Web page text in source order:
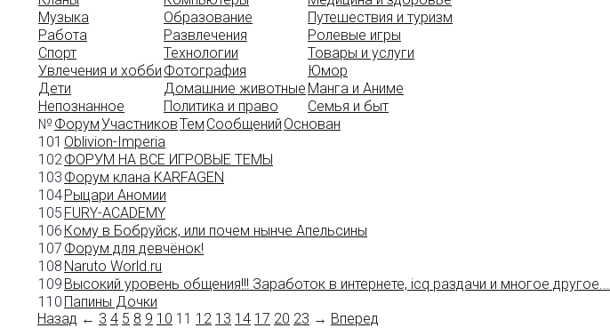
Музыка
Образование
Путешествия и туризм
Работа
Развлечения
Ролевые игры
Спорт
Технологии
Товары и услуги
Увлечения и хобби Фотография
Юмор
Дети
Домашние животные Манга и Аниме
Непознанное
Политика и право
Семья и быт
№ ФорумУчастниковТем Сообщений Основан
101 Oblivion-Imperia
102ФОРУМ НА ВСЕ ИГРОВЫЕ ТЕМЫ
103 Форум клана KARFAGEN
104Рыцари Аномии
105 FURY-ACADEMY
106 Кому в Бобруйск, или почем нынче Апельсины
107 Форум для девчёнок!
108 Naruto World.ru
109 Высокий уровень общения!!! Заработок в интернете, icq раздачи и многое другое...
110 Папины Дочки
Назад ← 3 4 5 8 9 10 11 12 13 14 17 20 23 → Вперед